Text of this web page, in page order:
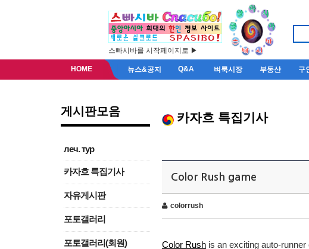
스빠시바를 시작페이지로 ▶
HOME 뉴스&공지 Q&A 벼룩시장 부동산 구
게시판모음
леч. тур
카자흐 특집기사
자유게시판
포토갤러리
포토갤러리(회원)
카자흐 특집기사
Color Rush game
colorrush
Color Rush is an exciting auto-